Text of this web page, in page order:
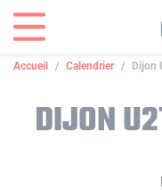
Accueil Calendrier Dijon
DIJON
Panneau de gestion des